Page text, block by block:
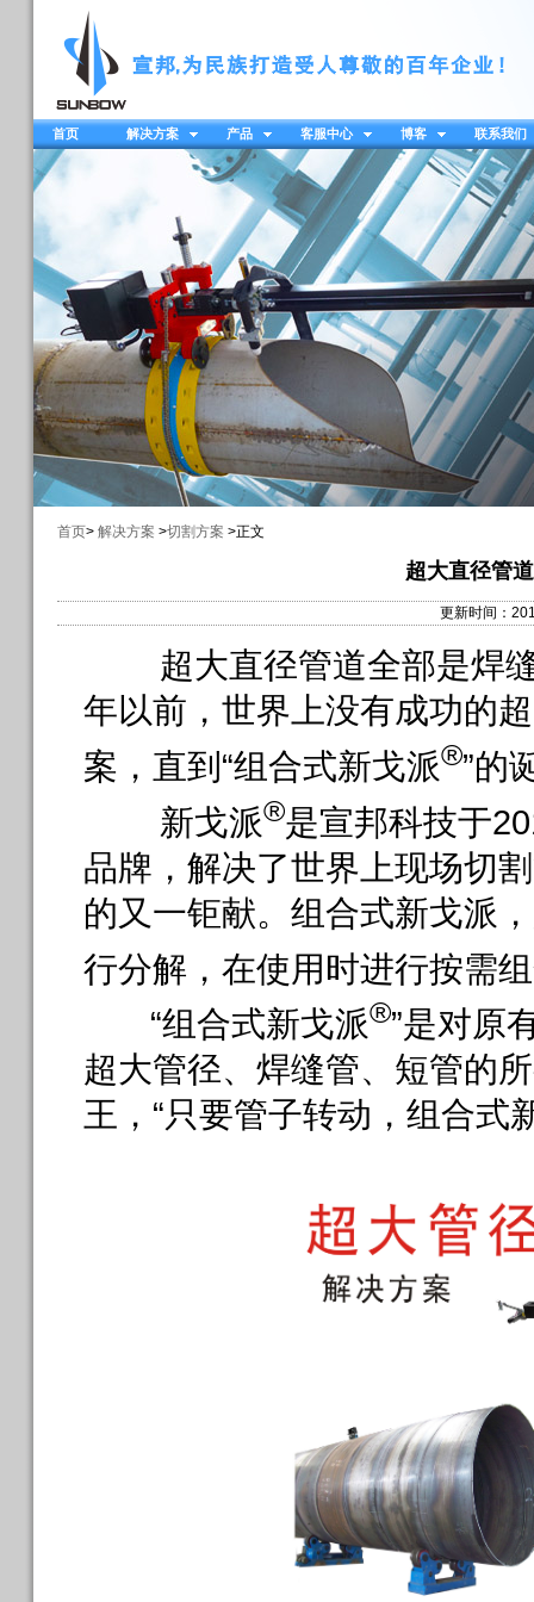
首页 解决方案 产品 客服中心 博客 联系我们
首页> 解决方案 >切割方案 >正文
超大直径管
更新时间：
超大直径管道全部是焊缝
年以前，世界上没有成功的
案，直到“组合式新戈派®”的
新戈派®是宣邦科技于
品牌，解决了世界上现场切
的又一钜献。组合式新戈派
行分解，在使用时进行按需
“组合式新戈派®”是对原
超大管径、焊缝管、短管的
王，“只要管子转动，组合式